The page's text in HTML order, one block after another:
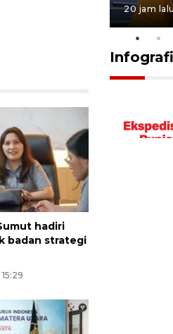
hadiri
badan strategi
20 jam lalu